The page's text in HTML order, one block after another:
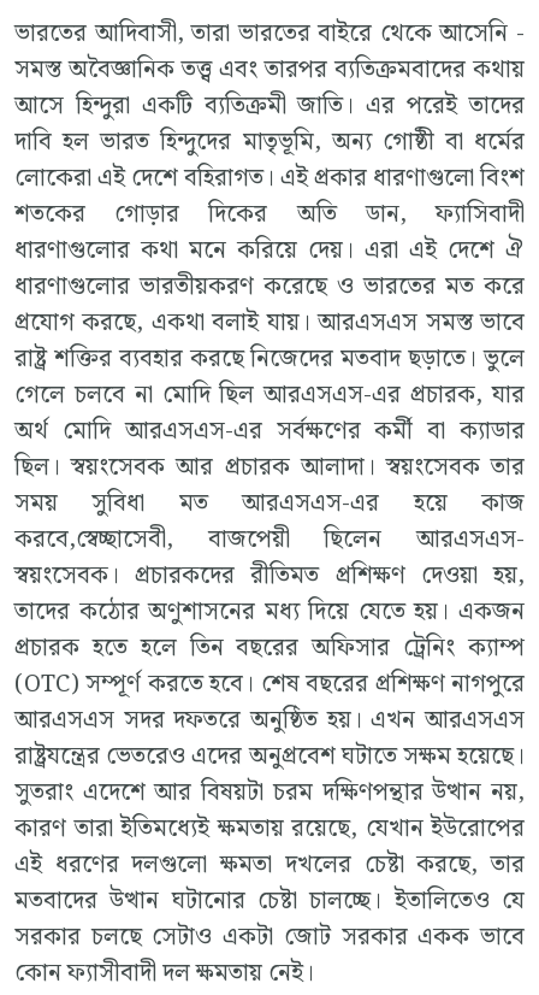
ভারতের আদিবাসী, তারা ভারতের বাইরে থেকে আসেনি -
সমস্ত অবৈজ্ঞানিক তত্ত্ব এবং তারপর ব্যতিক্রমবাদের কথায়
আসে হিন্দুরা একটি ব্যতিক্রমী জাতি। এর পরেই তাদের
দাবি হল ভারত হিন্দুদের মাতৃভূমি, অন্য গোষ্ঠী বা ধর্মের
লোকেরা এই দেশে বহিরাগত। এই প্রকার ধারণাগুলো বিংশ
শতকের গোড়ার দিকের অতি ডান, ফ্যাসিবাদী
ধারণাগুলোর কথা মনে করিয়ে দেয়। এরা এই দেশে ঐ
ধারণাগুলোর ভারতীয়করণ করেছে ও ভারতের মত করে
প্রযোগ করছে, একথা বলাই যায়। আরএসএস সমস্ত ভাবে
রাষ্ট্র শক্তির ব্যবহার করছে নিজেদের মতবাদ ছড়াতে। ভুলে
গেলে চলবে না মোদি ছিল আরএসএস-এর প্রচারক, যার
অর্থ মোদি আরএসএস-এর সর্বক্ষণের কর্মী বা ক্যাডার
ছিল। স্বয়ংসেবক আর প্রচারক আলাদা। স্বয়ংসেবক তার
সময় সুবিধা মত আরএসএস-এর হয়ে কাজ
করবে,স্বেচ্ছাসেবী, বাজপেয়ী ছিলেন আরএসএস-
স্বয়ংসেবক। প্রচারকদের রীতিমত প্রশিক্ষণ দেওয়া হয়,
তাদের কঠোর অণুশাসনের মধ্য দিয়ে যেতে হয়। একজন
প্রচারক হতে হলে তিন বছরের অফিসার ট্রেনিং ক্যাম্প
(OTC) সম্পূর্ণ করতে হবে। শেষ বছরের প্রশিক্ষণ নাগপুরে
আরএসএস সদর দফতরে অনুষ্ঠিত হয়। এখন আরএসএস
রাষ্ট্রযন্ত্রের ভেতরেও এদের অনুপ্রবেশ ঘটাতে সক্ষম হয়েছে।
সুতরাং এদেশে আর বিষয়টা চরম দক্ষিণপন্থার উত্থান নয়,
কারণ তারা ইতিমধ্যেই ক্ষমতায় রয়েছে, যেখান ইউরোপের
এই ধরণের দলগুলো ক্ষমতা দখলের চেষ্টা করছে, তার
মতবাদের উত্থান ঘটানোর চেষ্টা চালচ্ছে। ইতালিতেও যে
সরকার চলছে সেটাও একটা জোট সরকার একক ভাবে
কোন ফ্যাসীবাদী দল ক্ষমতায় নেই।